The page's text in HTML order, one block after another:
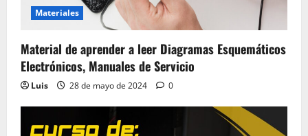
Materiales
Material de aprender a leer Diagramas Esquemáticos
Electrónicos, Manuales de Servicio
Luis 28 de mayo de 2024 0